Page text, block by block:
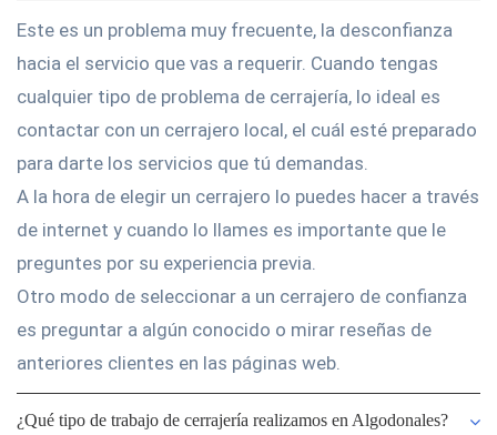
Este es un problema muy frecuente, la desconfianza
hacia el servicio que vas a requerir. Cuando tengas
cualquier tipo de problema de cerrajería, lo ideal es
contactar con un cerrajero local, el cuál esté preparado
para darte los servicios que tú demandas.
A la hora de elegir un cerrajero lo puedes hacer a través
de internet y cuando lo llames es importante que le
preguntes por su experiencia previa.
Otro modo de seleccionar a un cerrajero de confianza
es preguntar a algún conocido o mirar reseñas de
anteriores clientes en las páginas web.
¿Qué tipo de trabajo de cerrajería realizamos en Algodonales?